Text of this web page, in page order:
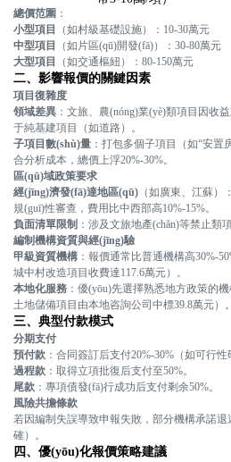
總價范圍 ：
小型項目
（如村級基礎設施）：10-30萬元
中型項目
（如片區(qū)開發(fā)）：30-80萬元
大型項目
（如交通樞紐）：80-150萬元
二、影響報價的關鍵因素
項目復雜度
領域差異 ：文旅、農(nóng)業(yè)類項目因收
于純基建項目（如道路） 。
子項目數(shù)量 ：打包多個子項目（如“安置
合分析成本，總價上浮20%-30%。
區(qū)域政策要求
經(jīng)濟發(fā)達地區(qū) （如廣東、江蘇）
規(guī)性審查，費用比中西部高10%-15%。
負面清單限制 ：涉及文旅地產(chǎn)等禁止類
編制機構資質與經(jīng)驗
甲級資質機構 ：報價通常比普通機構高30%-
城中村改造項目收費達117.6萬元） 。
本地化服務 ：優(yōu)先選擇熟悉地方政策的
土地儲備項目由本地咨詢公司中標39.8萬元） 。
三、典型付款模式
分期支付
預付款 ：合同簽訂后支付20%-30%（如可行性
過程款 ：取得立項批復后支付至50%。
尾款 ：專項債發(fā)行成功后支付剩余50%。
風險共擔條款
若因編制失誤導致申報失敗，部分機構承諾退
確） 。
四、優(yōu)化報價策略建議